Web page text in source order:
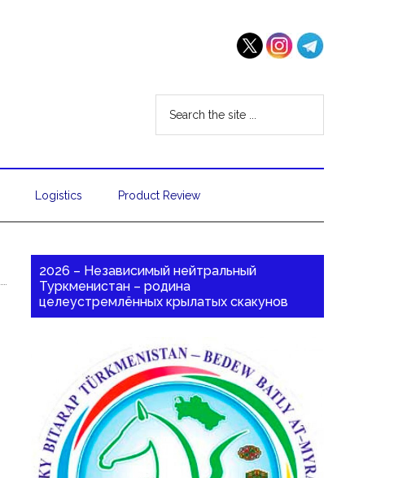
Logistics Product Review
2026 – Независимый нейтральный
Туркменистан – родина
целеустремлённых крылатых скакунов